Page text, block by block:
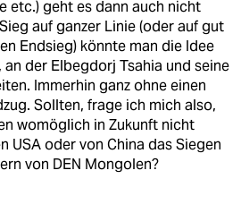
etc.) geht es dann auch nicht
auf ganzer Linie (oder auf gut
Endsieg) könnte man die Idee
an der Elbegdorj Tsahia und seine
Immerhin ganz ohne einen
Sollten, frage ich mich also,
womöglich in Zukunft nicht
USA oder von China das Siegen
von DEN Mongolen?